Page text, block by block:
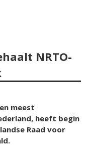
NRTO-
meest
heeft begin
Raad voor